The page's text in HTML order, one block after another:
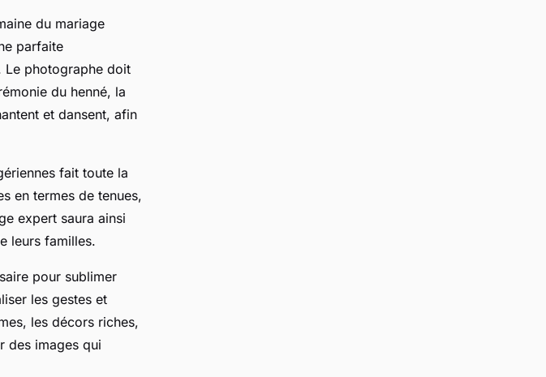
du mariage
parfaite
Le photographe doit
du henné, la
et dansent, afin
fait toute la
en termes de tenues,
expert saura ainsi
leurs familles.
pour sublimer
les gestes et
les décors riches,
des images qui